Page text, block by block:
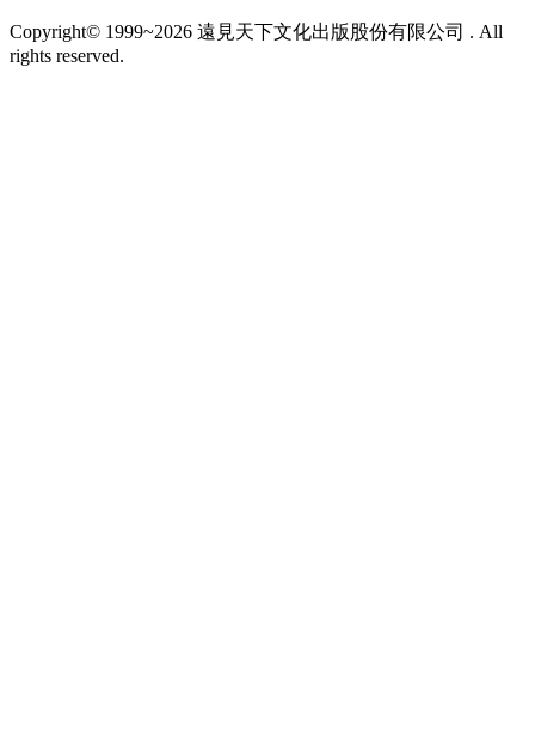
Copyright© 1999~2026 遠見天下文化出版股份有限公司 . All
rights reserved.